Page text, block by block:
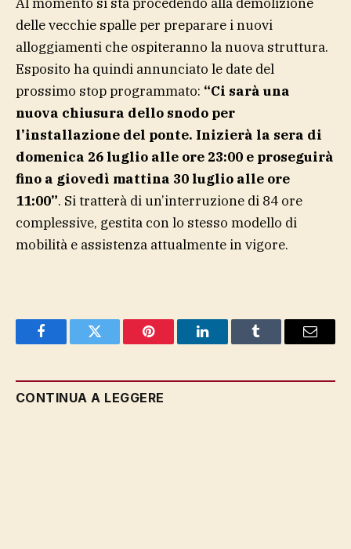
delle vecchie spalle per preparare i nuovi
alloggiamenti che ospiteranno la nuova struttura.
Esposito ha quindi annunciato le date del
prossimo stop programmato: “Ci sarà una
nuova chiusura dello snodo per
l’installazione del ponte. Inizierà la sera di
domenica 26 luglio alle ore 23:00 e proseguirà
fino a giovedì mattina 30 luglio alle ore
11:00”. Si tratterà di un’interruzione di 84 ore
complessive, gestita con lo stesso modello di
mobilità e assistenza attualmente in vigore.
FacebookTwitter Pinterest LinkedInTumblr Email
CONTINUA A LEGGERE